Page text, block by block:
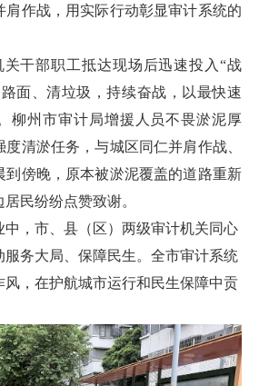
肩作战，用实际行动彰显审计系统的
关干部职工抵达现场后迅速投入“战
面、清垃圾，持续奋战，以最快速
柳州市审计局增援人员不畏淤泥厚
清淤任务，与城区同仁并肩作战、
到傍晚，原本被淤泥覆盖的道路重新
民纷纷点赞致谢。
，市、县（区）两级审计机关同心
服务大局、保障民生。全市审计系统
风，在护航城市运行和民生保障中贡